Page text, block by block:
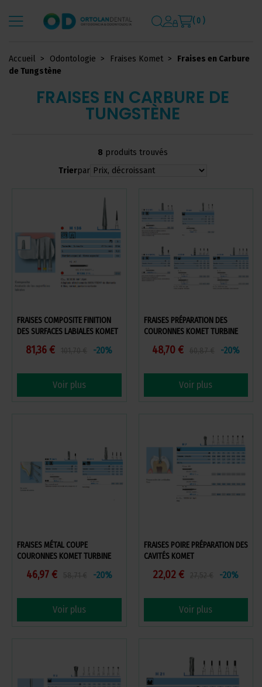
( 0 )
Accueil Odontologie Fraises Komet
Fraises en Carbure
de Tungstène
FRAISES EN CARBURE DE
TUNGSTÈNE
8 produits trouvés
Trierpar
FRAISES COMPOSITE FINITION
DES SURFACES LABIALES KOMET
81,36 € -20%
Voir plus
FRAISES PRÉPARATION DES
COURONNES KOMET TURBINE
48,70 € -20%
Voir plus
FRAISES MÉTAL COUPE
COURONNES KOMET TURBINE
46,97 € -20%
Voir plus
FRAISES POIRE PRÉPARATION DES
CAVITÉS KOMET
22,02 € -20%
Voir plus